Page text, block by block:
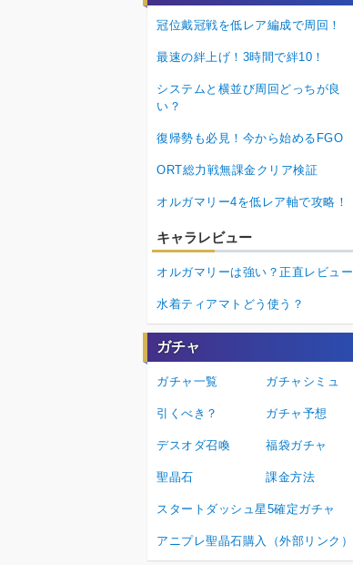
冠位戴冠戦を低レア編成で周回！
最速の絆上げ！3時間で絆10！
システムと横並び周回どっちが良
い？
復帰勢も必見！今から始めるFGO
ORT総力戦無課金クリア検証
オルガマリー4を低レア軸で攻略！
キャラレビュー
オルガマリーは強い？正直レビュー
水着ティアマトどう使う？
ガチャ
ガチャ一覧 ガチャシミュ
引くべき？ ガチャ予想
デスオダ召喚 福袋ガチャ
聖晶石 課金方法
スタートダッシュ星5確定ガチャ
アニプレ聖晶石購入（外部リンク）